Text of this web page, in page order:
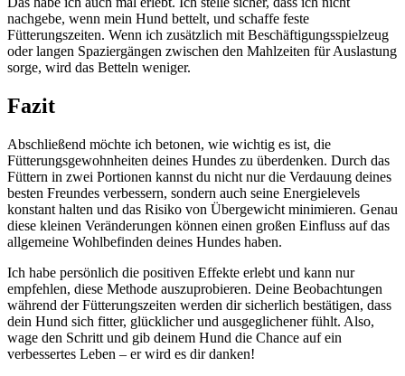
nachgebe, wenn mein Hund bettelt, und schaffe‍ feste ​
Fütterungszeiten.⁣ Wenn‍ ich zusätzlich mit Beschäftigungsspielzeug ​
oder langen Spaziergängen zwischen den Mahlzeiten für Auslastung
sorge, wird ​das⁢ Betteln⁣ weniger.
Fazit
Abschließend möchte ⁣ich betonen, wie wichtig es ist, die
⁤Fütterungsgewohnheiten deines‌ Hundes zu überdenken. Durch ‌das
Füttern⁢ in⁤ zwei Portionen kannst du nicht‌ nur die Verdauung​ deines
besten Freundes verbessern, sondern auch seine Energielevels
konstant ⁤halten und⁤ das ‌Risiko von Übergewicht minimieren. Genau
diese kleinen ‍Veränderungen können ⁤einen ⁤großen ⁤Einfluss auf das
allgemeine Wohlbefinden ​deines ‍Hundes haben.
Ich habe‌ persönlich die ⁤positiven‍ Effekte erlebt und ‌kann nur
empfehlen, ⁣diese Methode auszuprobieren. Deine Beobachtungen​
während der Fütterungszeiten werden dir⁣ sicherlich ​bestätigen, dass
dein ‌Hund sich fitter, glücklicher ​und​ ausgeglichener fühlt. ​Also,
‌wage den Schritt ‍und gib deinem Hund die Chance auf ein
verbessertes Leben –⁤ er ‌wird es dir danken!